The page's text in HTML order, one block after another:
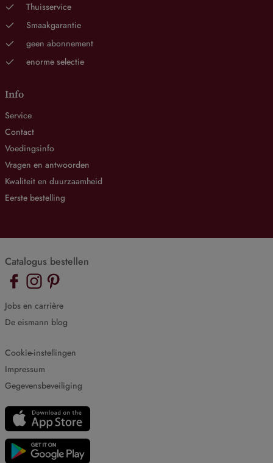
Thuisservice
Smaakgarantie
geen abonnement
enorme selectie
Info
Service
Contact
Voedingsinfo
Vragen en antwoorden
Kwaliteit en duurzaamheid
Eerste bestelling
Catalogus bestellen
Jobs en carrière
De eismann blog
Cookie-instellingen
Impressum
Gegevensbeveiliging